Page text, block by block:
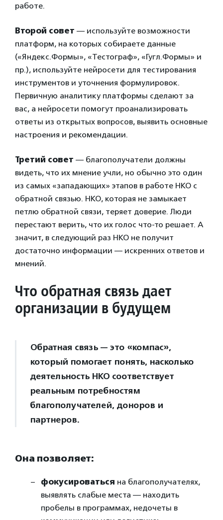
работе.
Второй совет — используйте возможности
платформ, на которых собираете данные
(«Яндекс.Формы», «Тестограф», «Гугл.Формы» и
пр.), используйте нейросети для тестирования
инструментов и уточнения формулировок.
Первичную аналитику платформы сделают за
вас, а нейросети помогут проанализировать
ответы из открытых вопросов, выявить основные
настроения и рекомендации.
Третий совет — благополучатели должны
видеть, что их мнение учли, но обычно это один
из самых «западающих» этапов в работе НКО с
обратной связью. НКО, которая не замыкает
петлю обратной связи, теряет доверие. Люди
перестают верить, что их голос что-то решает. А
значит, в следующий раз НКО не получит
достаточно информации — искренних ответов и
мнений.
Что обратная связь дает
организации в будущем
Обратная связь — это «компас»,
который помогает понять, насколько
деятельность НКО соответствует
реальным потребностям
благополучателей, доноров и
партнеров.
Она позволяет:
фокусироваться на благополучателях,
выявлять слабые места — находить
пробелы в программах, недочеты в